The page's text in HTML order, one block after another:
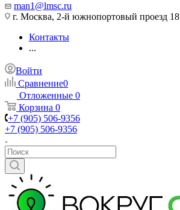
man1@lmsc.ru
г. Москва, 2-й южнопортовый проезд 18
Контакты
...
Войти
Сравнение0
Отложенные 0
Корзина 0
+7 (905) 506-9356
+7 (905) 506-9356